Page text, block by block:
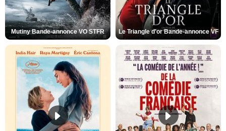
Mutiny Bande-annonce VO STFR Le Triangle d'or Bande-annonce VF